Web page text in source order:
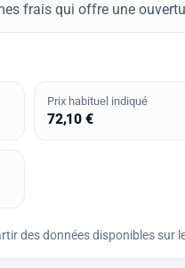
frais qui offre une
Prix habituel indiqué
72,10 €
des données disponibles sur